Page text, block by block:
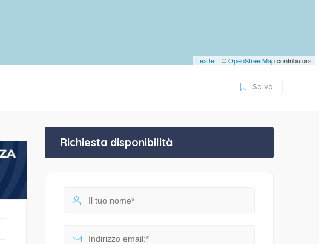
Leaflet | ©OpenStreetMapcontributors
Salva
Richiesta disponibilità